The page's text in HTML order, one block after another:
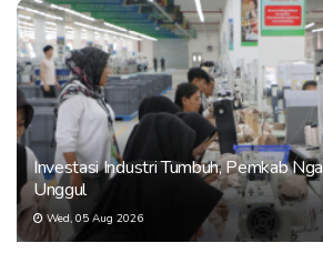
Investasi Industri Tumbuh, Pemkab
Unggul
Wed, 05 Aug 2026